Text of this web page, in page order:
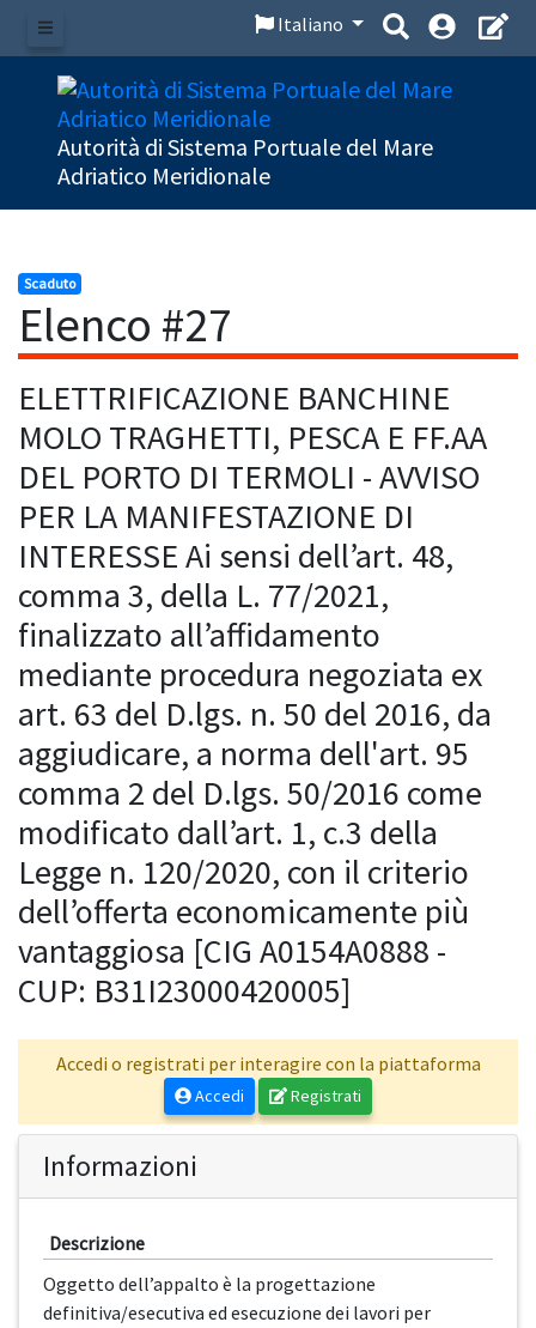
Menu
Italiano
Autorità di Sistema Portuale del Mare
Adriatico Meridionale
Scaduto
Elenco #27
ELETTRIFICAZIONE BANCHINE
MOLO TRAGHETTI, PESCA E FF.AA
DEL PORTO DI TERMOLI - AVVISO
PER LA MANIFESTAZIONE DI
INTERESSE Ai sensi dell’art. 48,
comma 3, della L. 77/2021,
finalizzato all’affidamento
mediante procedura negoziata ex
art. 63 del D.lgs. n. 50 del 2016, da
aggiudicare, a norma dell'art. 95
comma 2 del D.lgs. 50/2016 come
modificato dall’art. 1, c.3 della
Legge n. 120/2020, con il criterio
dell’offerta economicamente più
vantaggiosa [CIG A0154A0888 -
CUP: B31I23000420005]
Accedi o registrati per interagire con la piattaforma
Accedi Registrati
Informazioni
Descrizione
Oggetto dell’appalto è la progettazione
definitiva/esecutiva ed esecuzione dei lavori per